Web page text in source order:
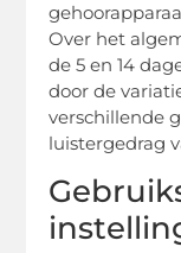
Over het
de 5 en 14
door de
verschillende
luistergedrag